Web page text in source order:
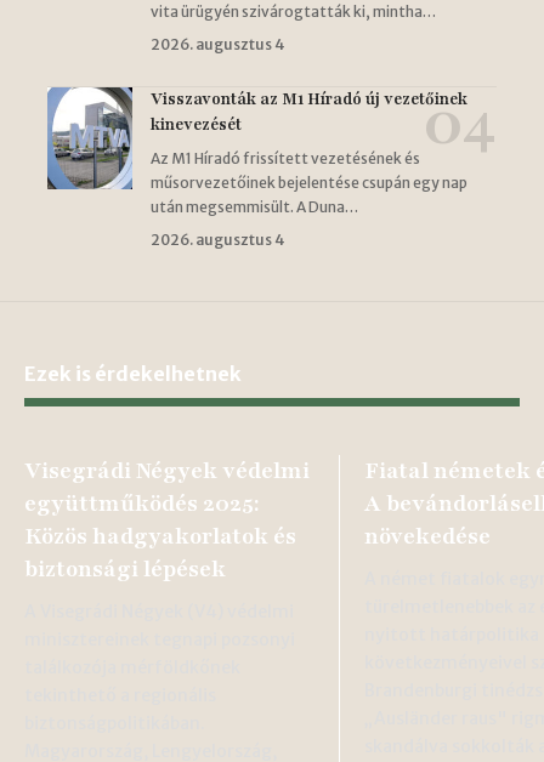
vita ürügyén szivárogtatták ki, mintha…
2026. augusztus 4
Visszavonták az M1 Híradó új vezetőinek
kinevezését
Az M1 Híradó frissített vezetésének és
műsorvezetőinek bejelentése csupán egy nap
után megsemmisült. A Duna…
2026. augusztus 4
Ezek is érdekelhetnek
Visegrádi Négyek védelmi
együttműködés 2025:
Közös hadgyakorlatok és
biztonsági lépések
Fiatal németek
A
növekedése